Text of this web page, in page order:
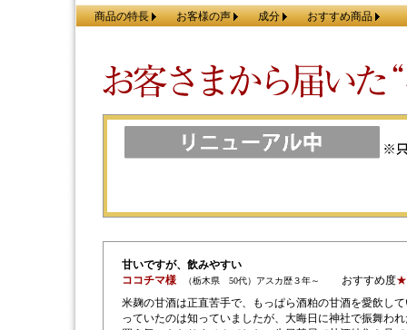
商品の特長 お客様の声 成分 おすすめ商品
甘いですが、飲みやすい
ココチマ様
（栃木県 50代）アスカ歴３年～ おすすめ度
米麹の甘酒は正直苦手で、もっぱら酒粕の甘酒を愛飲し
っていたのは知っていましたが、大晦日に神社で振舞わ